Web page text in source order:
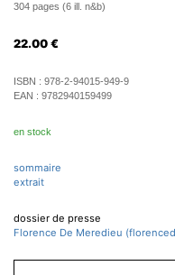
304 pages (6 ill. n&b)
22.00 €
ISBN : 978-2-94015-949-9
EAN : 9782940159499
en stock
sommaire
extrait
dossier de presse
Florence De Meredieu